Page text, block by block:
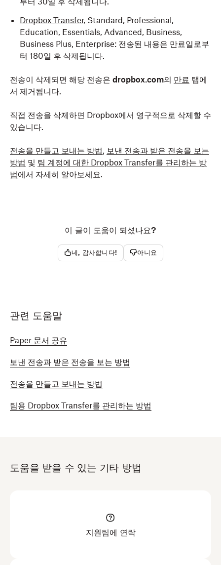
Dropbox Transfer, Standard, Professional,
Education, Essentials, Advanced, Business,
Business Plus, Enterprise: 전송된 내용은 만료일로부
터 180일 후 삭제됩니다.
전송이 삭제되면 해당 전송은 dropbox.com의 만료 탭에
서 제거됩니다.
직접 전송을 삭제하면 Dropbox에서 영구적으로 삭제할 수
있습니다.
전송을 만들고 보내는 방법, 보낸 전송과 받은 전송을 보는
방법 및 팀 계정에 대한 Dropbox Transfer를 관리하는 방
법에서 자세히 알아보세요.
이 글이 도움이 되셨나요?
네, 감사합니다! 아니요
관련 도움말
Paper 문서 공유
보낸 전송과 받은 전송을 보는 방법
전송을 만들고 보내는 방법
팀용 Dropbox Transfer를 관리하는 방법
도움을 받을 수 있는 기타 방법
지원팀에 연락